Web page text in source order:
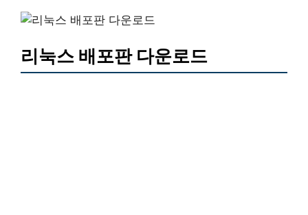
리눅스 배포판 다운로드